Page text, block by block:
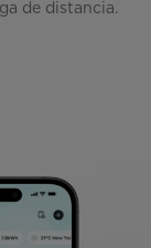
de distancia.